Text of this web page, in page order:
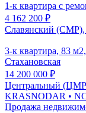
1-к квартира с
4 162 200 ₽
Славянский (СМР),
3-к квартира, 83
Стахановская
14 200 000 ₽
Центральный
KRASNODAR •
Продажа